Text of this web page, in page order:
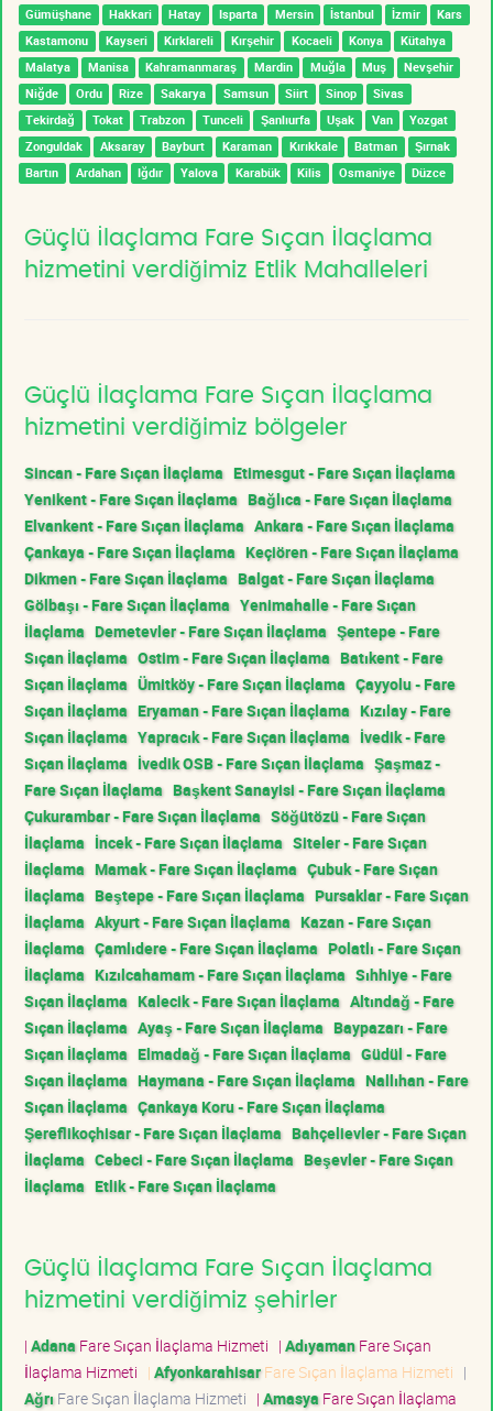
Gümüşhane Hakkari Hatay Isparta Mersin İstanbul İzmir
Kars
Kastamonu
Kayseri Kırklareli Kırşehir Kocaeli Konya
Kütahya
Malatya
Manisa Kahramanmaraş Mardin Muğla Muş
Nevşehir
Niğde
Ordu Rize Sakarya Samsun Siirt Sinop
Sivas
Tekirdağ
Tokat Trabzon Tunceli Şanlıurfa Uşak Van
Yozgat
Zonguldak
Aksaray Bayburt Karaman Kırıkkale Batman
Şırnak
Bartın
Ardahan Iğdır Yalova Karabük Kilis Osmaniye Düzce
Güçlü İlaçlama Fare Sıçan İlaçlama
hizmetini verdiğimiz Etlik Mahalleleri
Güçlü İlaçlama Fare Sıçan İlaçlama
hizmetini verdiğimiz bölgeler
Sincan - Fare Sıçan İlaçlama Etimesgut - Fare Sıçan İlaçlama
Yenikent - Fare Sıçan İlaçlama Bağlıca - Fare Sıçan İlaçlama
Elvankent - Fare Sıçan İlaçlama Ankara - Fare Sıçan İlaçlama
Çankaya - Fare Sıçan İlaçlama Keçiören - Fare Sıçan İlaçlama
Dikmen - Fare Sıçan İlaçlama Balgat - Fare Sıçan İlaçlama
Gölbaşı - Fare Sıçan İlaçlama Yenimahalle - Fare Sıçan
İlaçlama Demetevler - Fare Sıçan İlaçlama Şentepe - Fare
Sıçan İlaçlama Ostim - Fare Sıçan İlaçlama Batıkent - Fare
Sıçan İlaçlama Ümitköy - Fare Sıçan İlaçlama Çayyolu - Fare
Sıçan İlaçlama Eryaman - Fare Sıçan İlaçlama Kızılay - Fare
Sıçan İlaçlama Yapracık - Fare Sıçan İlaçlama İvedik - Fare
Sıçan İlaçlama İvedik OSB - Fare Sıçan İlaçlama Şaşmaz -
Fare Sıçan İlaçlama Başkent Sanayisi - Fare Sıçan İlaçlama
Çukurambar - Fare Sıçan İlaçlama Söğütözü - Fare Sıçan
İlaçlama İncek - Fare Sıçan İlaçlama Siteler - Fare Sıçan
İlaçlama Mamak - Fare Sıçan İlaçlama Çubuk - Fare Sıçan
İlaçlama Beştepe - Fare Sıçan İlaçlama Pursaklar - Fare Sıçan
İlaçlama Akyurt - Fare Sıçan İlaçlama Kazan - Fare Sıçan
İlaçlama Çamlıdere - Fare Sıçan İlaçlama Polatlı - Fare Sıçan
İlaçlama Kızılcahamam - Fare Sıçan İlaçlama Sıhhiye - Fare
Sıçan İlaçlama Kalecik - Fare Sıçan İlaçlama Altındağ - Fare
Sıçan İlaçlama Ayaş - Fare Sıçan İlaçlama Baypazarı - Fare
Sıçan İlaçlama Elmadağ - Fare Sıçan İlaçlama Güdül - Fare
Sıçan İlaçlama Haymana - Fare Sıçan İlaçlama Nallıhan - Fare
Sıçan İlaçlama Çankaya Koru - Fare Sıçan İlaçlama
Şereflikoçhisar - Fare Sıçan İlaçlama Bahçelievler - Fare Sıçan
İlaçlama Cebeci - Fare Sıçan İlaçlama Beşevler - Fare Sıçan
İlaçlama Etlik - Fare Sıçan İlaçlama
Güçlü İlaçlama Fare Sıçan İlaçlama
hizmetini verdiğimiz şehirler
| Adana Fare Sıçan İlaçlama Hizmeti | AdıyamanFare Sıçan
İlaçlama Hizmeti | AfyonkarahisarFare Sıçan İlaçlama Hizmeti |
Ağrı Fare Sıçan İlaçlama Hizmeti | Amasya Fare Sıçan İlaçlama